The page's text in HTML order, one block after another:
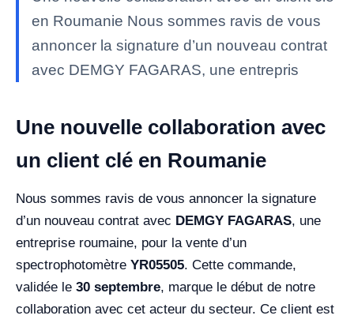
en Roumanie Nous sommes ravis de vous
annoncer la signature d’un nouveau contrat
avec DEMGY FAGARAS, une entrepris
Une nouvelle collaboration avec
un client clé en Roumanie
Nous sommes ravis de vous annoncer la signature
d’un nouveau contrat avec DEMGY FAGARAS, une
entreprise roumaine, pour la vente d’un
spectrophotomètre YR05505. Cette commande,
validée le 30 septembre, marque le début de notre
collaboration avec cet acteur du secteur. Ce client est